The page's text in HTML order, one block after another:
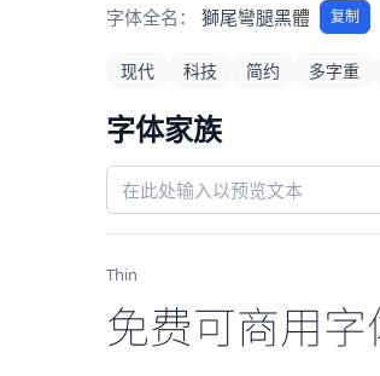
字体全名： 獅尾彎腿黑體 复制
现代 科技 简约 多字重
字体家族
Thin
免费可商用